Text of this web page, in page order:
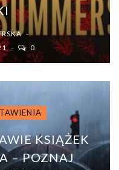
0
KSIĄŻEK
– POZNAJ